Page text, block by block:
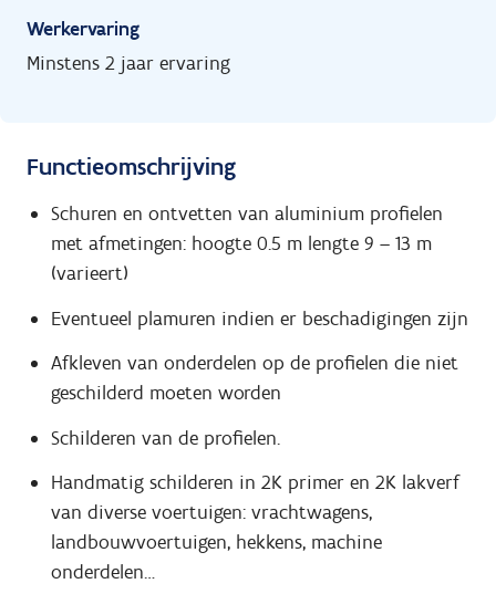
Werkervaring
Minstens 2 jaar ervaring
Functieomschrijving
Schuren en ontvetten van aluminium profielen
met afmetingen: hoogte 0.5 m lengte 9 – 13 m
(varieert)
Eventueel plamuren indien er beschadigingen zijn
Afkleven van onderdelen op de profielen die niet
geschilderd moeten worden
Schilderen van de profielen.
Handmatig schilderen in 2K primer en 2K lakverf
van diverse voertuigen: vrachtwagens,
landbouwvoertuigen, hekkens, machine
onderdelen…